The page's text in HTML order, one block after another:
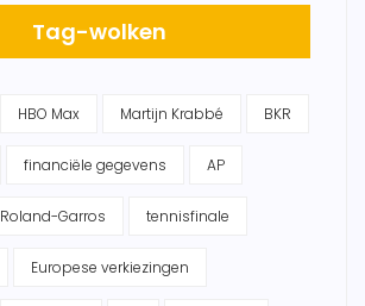
Tag-wolken
HBO Max Martijn Krabbé BKR
financiële gegevens AP
Roland-Garros tennisfinale
Europese verkiezingen